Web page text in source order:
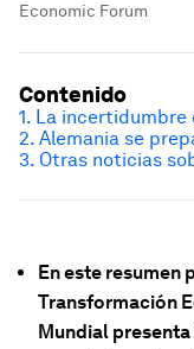
Economic Forum
En este resumen
Transformación
Mundial
Contenido
1. La
2. Alemania se
3. Otras noticias